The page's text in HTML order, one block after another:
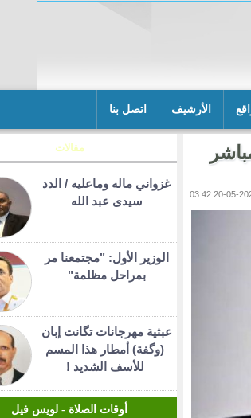
الأرشيف اتصل بنا
مقالات
غزواني ماله وماعليه / الدد
سيدى عبد الله
الوزير الأول: "مجتمعنا مر
بمراحل مظلمة"
عبثية مهرجانات تگانت إبان
(وگفة) أمطار هذا المسم
للأسف الشديد !
أوقات الصلاة - لويس فيل